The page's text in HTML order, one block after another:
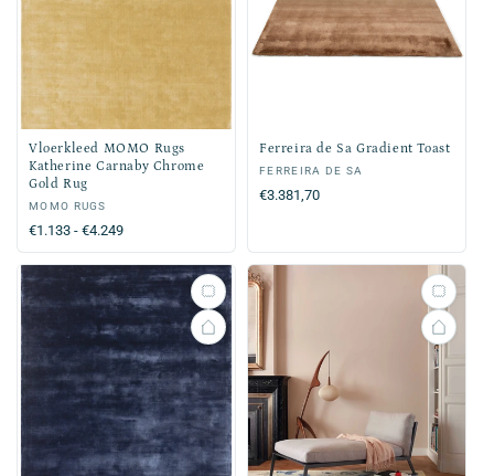
Vloerkleed MOMO Rugs
Katherine Carnaby Chrome
Gold Rug
Verkoper:
MOMO RUGS
Normale
prijs
€1.133 - €4.249
Ferreira de Sa Gradient Toast
Verkoper:
FERREIRA DE SA
Normale
€3.381,70